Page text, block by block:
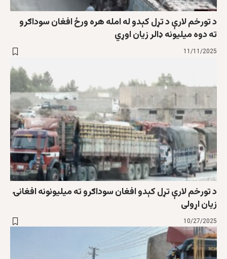
د تورخم لارې د تړل کېدو له امله هره ورځ افغان سوداګرو
ته دوه میلیونه ډالر زیان اوړي
11/11/2025
د تورخم لارې تړل کېدو افغان سوداګرو ته میلیونونه افغانۍ
زیان اړولی
10/27/2025